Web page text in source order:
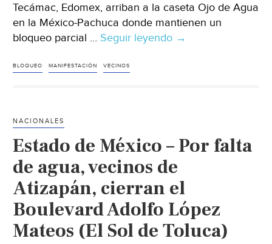
Tecámac, Edomex, arriban a la caseta Ojo de Agua
en la México-Pachuca donde mantienen un
bloqueo parcial … Seguir leyendo Edoméx
Caseta
de
Agua
en
México-
→
BLOQUEO MANIFESTACIÓN VECINOS
NACIONALES
Estado de México – Por falta
de agua, vecinos de
Atizapán, cierran el
Boulevard Adolfo López
Mateos (El Sol de Toluca)